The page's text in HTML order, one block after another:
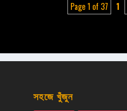
Page 1 of 37 1
সহজে খুঁজুন